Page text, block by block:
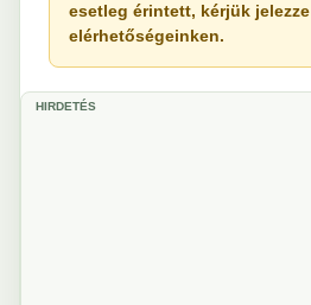
esetleg érintett, kérjük jelezze
elérhetőségeinken.
HIRDETÉS